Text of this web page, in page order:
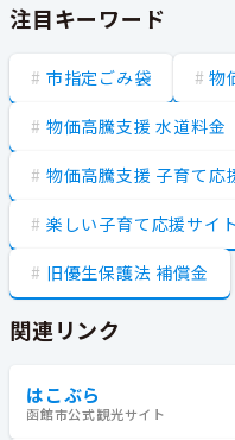
注目キーワード
市指定ごみ袋 物
物価高騰支援 水道料金
物価高騰支援 子育て応
楽しい子育て応援サイ
旧優生保護法 補償金
関連リンク
はこぶら
函館市公式観光サイト